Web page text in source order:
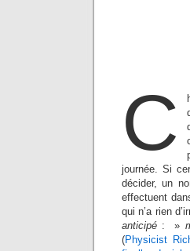
C
journée. Si
décider, un
effectuent
qui n’a rien
anticipé : »
(Physicist